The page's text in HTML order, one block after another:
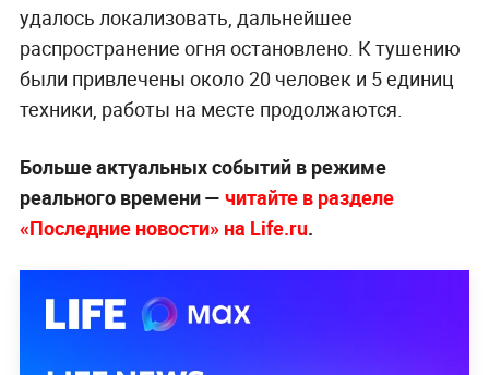
удалось локализовать, дальнейшее
распространение огня остановлено. К тушению
были привлечены около 20 человек и 5 единиц
техники, работы на месте продолжаются.
Больше актуальных событий в режиме
реального времени — читайте в разделе
«Последние новости» на Life.ru.